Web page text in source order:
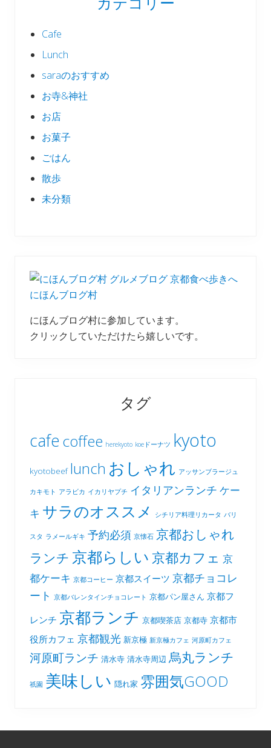
Cafe
Lunch
saraのおすすめ
お寺&神社
お店
お菓子
ごはん
散歩
未分類
にほんブログ村
にほんブログ村に参加しています。
クリックしていただけたら嬉しいです。
タグ
cafe coffee herekyoto koeドーナツ kyoto
kyotobeef lunch おしゃれ アッサンブラージュ
カキモト アラビカ イカリヤプチ イタリアンランチ ケー
キ サラのオススメ シチリア料理リカータ バリ
スタ ラメールギキ 予約必須 京懐石 京都おしゃれ
ランチ 京都らしい 京都カフェ 京
都ケーキ 京都コーヒー 京都スイーツ 京都チョコレ
ート 京都バレンタインチョコレート 京都パン屋さん 京都フ
レンチ 京都ランチ 京都喫茶店 京都寺 京都市
役所カフェ 京都観光 新京極 新京極カフェ 河原町カフェ
河原町ランチ 清水寺 清水寺周辺 烏丸ランチ
祇園 美味しい 隠れ家 雰囲気GOOD